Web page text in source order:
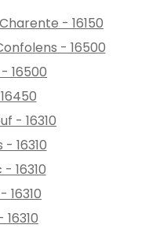
- 16150
- 16500
16500
- 16310
16310
16310
16310